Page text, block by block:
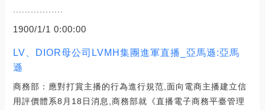
1900/1/1 0:00:00
LV、DIOR母公司LVMH集團進軍直播_亞馬遜:亞馬
遜
商務部：應對打賞主播的行為進行規范,面向電商主播建立信
用評價體系8月18日消息,商務部就《直播電子商務平臺管理